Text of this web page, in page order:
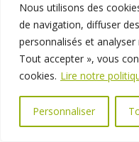
Nous utilisons des
de navigation, diffuser
personnalisés et
Tout accepter », vous
cookies. Lire notre
Personnaliser
01 69 31 72 10
Espace élus